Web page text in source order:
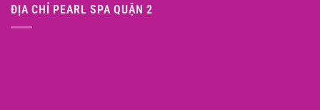
ĐỊA CHỈ PEARL SPA QUẬN 2